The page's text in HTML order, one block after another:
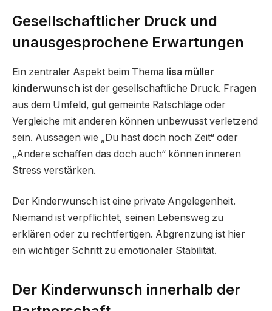
Gesellschaftlicher Druck und
unausgesprochene Erwartungen
Ein zentraler Aspekt beim Thema lisa müller
kinderwunsch ist der gesellschaftliche Druck. Fragen
aus dem Umfeld, gut gemeinte Ratschläge oder
Vergleiche mit anderen können unbewusst verletzend
sein. Aussagen wie „Du hast doch noch Zeit“ oder
„Andere schaffen das doch auch“ können inneren
Stress verstärken.
Der Kinderwunsch ist eine private Angelegenheit.
Niemand ist verpflichtet, seinen Lebensweg zu
erklären oder zu rechtfertigen. Abgrenzung ist hier
ein wichtiger Schritt zu emotionaler Stabilität.
Der Kinderwunsch innerhalb der